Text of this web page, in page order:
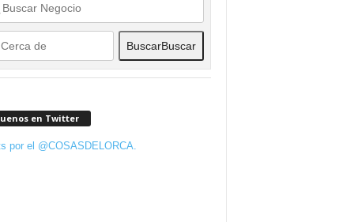
BuscarBuscar
en Twitter
por el @COSASDELORCA.